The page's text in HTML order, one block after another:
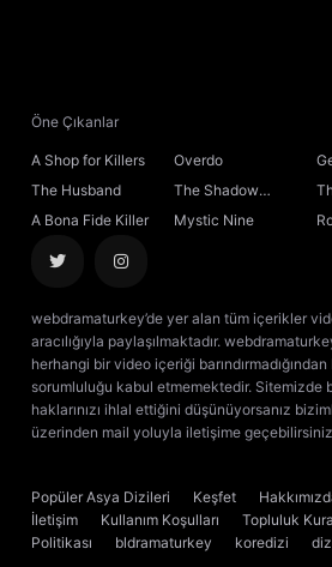
23. Bölüm
24. Bölüm
Öne Çıkanlar
A Shop for Killers Overdo
The Husband
The Shadow
Sovereign
A Bona Fide Killer Mystic Nine
webdramaturkey’de yer alan tüm içerikler
aracılığıyla paylaşılmaktadır.
herhangi bir video içeriği
sorumluluğu kabul etmemektedir. Sitemizde
haklarınızı ihlal ettiğini düşünüyorsanız
üzerinden mail yoluyla iletişime
Popüler Asya Dizileri Keşfet
İletişim
Kullanım Koşulları Topluluk
Politikası
bldramaturkey koredizi